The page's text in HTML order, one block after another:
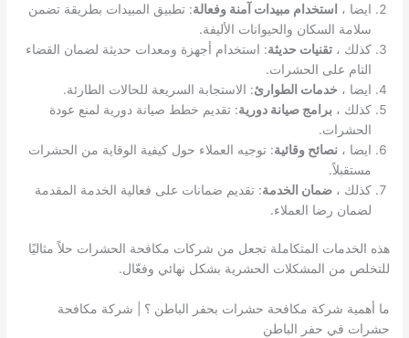
ايضا ،
استخدام مبيدات آمنة وفعالة: تطبيق المبيدات بطريقة تضمن
سلامة السكان والحيوانات الأليفة.
كذلك ،تقنيات حديثة: استخدام أجهزة ومعدات حديثة لضمان القضاء
التام على الحشرات.
ايضا ، خدمات الطوارئ: الاستجابة السريعة للحالات الطارئة.
كذلك ،برامج صيانة دورية: تقديم خطط صيانة دورية لمنع عودة
الحشرات.
ايضا ،نصائح وقائية: توجيه العملاء حول كيفية الوقاية من الحشرات
مستقبلاً.
كذلك ،ضمان الخدمة: تقديم ضمانات على فعالية الخدمة المقدمة
لضمان رضا العملاء.
هذه الخدمات المتكاملة تجعل من شركات مكافحة الحشرات حلاً مثاليًا
للتخلص من المشكلات الحشرية بشكل نهائي وفعّال.
ما أهمية شركة مكافحة حشرات بحفر الباطن ؟ | شركة مكافحة
حشرات في حفر الباطن